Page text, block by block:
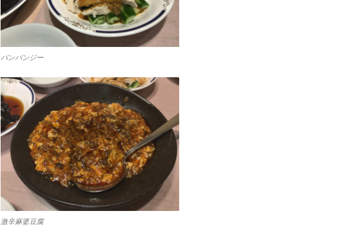
バンバンジー
激辛麻婆豆腐